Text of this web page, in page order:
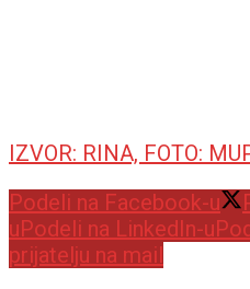
IZVOR: RINA, FOTO:
Podeli na Facebook-u
uPodeli na LinkedIn-u
prijatelju na mail